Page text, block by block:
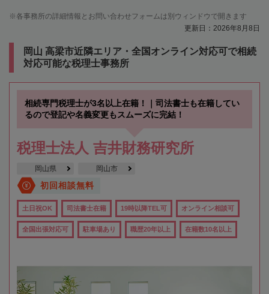
各事務所の詳細情報とお問い合わせフォームは別ウィンドウで開きます
更新日：2026年8月8日
岡山 高梁市近隣エリア・全国オンライン対応可で相続
対応可能な税理士事務所
相続専門税理士が3名以上在籍！｜司法書士も在籍してい
るので登記や名義変更もスムーズに完結！
税理士法人 吉井財務研究所
岡山県 岡山市
初回相談無料
土日祝OK 司法書士在籍 19時以降TEL可 オンライン相談可
全国出張対応可 駐車場あり 職歴20年以上 在籍数10名以上